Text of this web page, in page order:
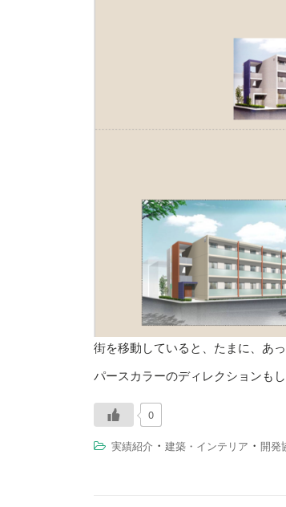
街を移動していると、たまに、あ
パースカラーのディレクションも
0
実績紹介 ・ 建築・インテリア ・ 開発